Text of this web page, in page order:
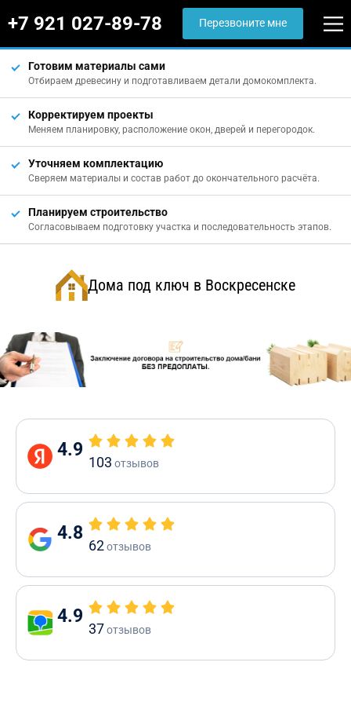
+7 921 027-89-78 Перезвоните мне
Готовим материалы сами
Отбираем древесину и подготавливаем детали домокомплекта.
Корректируем проекты
Меняем планировку, расположение окон, дверей и перегородок.
Уточняем комплектацию
Сверяем материалы и состав работ до окончательного расчёта.
Планируем строительство
Согласовываем подготовку участка и последовательность этапов.
Дома под ключ в Воскресенске
4.9
103 отзывов
4.8
62отзывов
4.9
37отзывов